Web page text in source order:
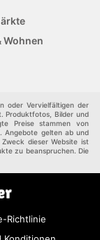
Wohnen
oder Vervielfältigen der
Produktfotos, Bilder und
Preise stammen von
Angebote gelten ab und
dieser Website ist
zu beanspruchen. Die
Richtlinie